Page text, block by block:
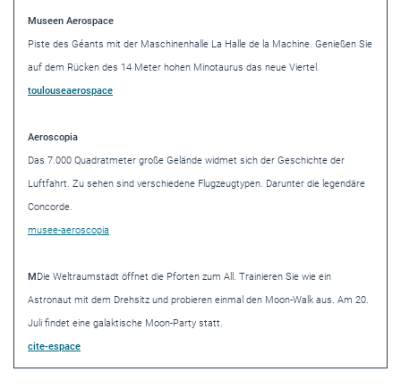
Museen Aerospace
Piste des Géants mit der Maschinenhalle La Halle de la Machine. Genießen Sie
auf dem Rücken des 14 Meter hohen Minotaurus das neue Viertel.
toulouseaerospace
Aeroscopia
Das 7.000 Quadratmeter große Gelände widmet sich der Geschichte der
Luftfahrt. Zu sehen sind verschiedene Flugzeugtypen. Darunter die legendäre
Concorde.
musee-aeroscopia
M Die Weltraumstadt öffnet die Pforten zum All. Trainieren Sie wie ein
Astronaut mit dem Drehsitz und probieren einmal den Moon-Walk aus. Am 20.
Juli findet eine galaktische Moon-Party statt.
cite-espace